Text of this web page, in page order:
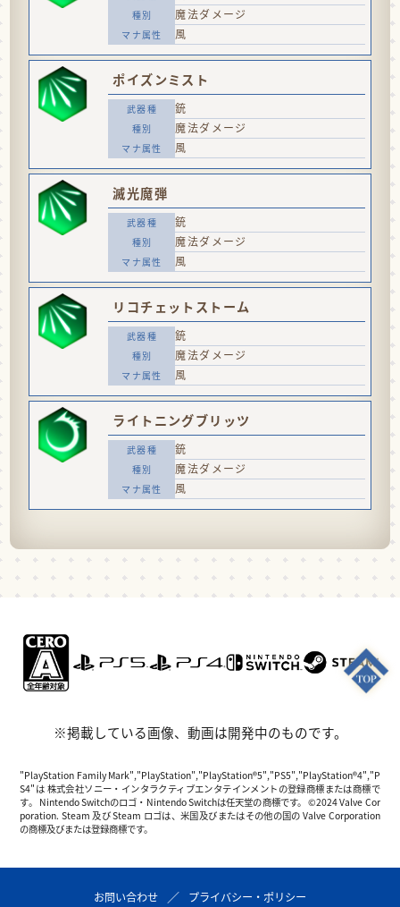
魔法ダメージ
風
ポイズンミスト
銃
魔法ダメージ
風
滅光魔弾
銃
魔法ダメージ
風
リコチェットストーム
銃
魔法ダメージ
風
ライトニングブリッツ
銃
魔法ダメージ
風
※掲載している画像、動画は開発中のものです。
"PlayStation Family Mark","PlayStation","PlayStation®5","PS5","PlayStation®4","P
S4"は 株式会社ソニー・インタラクティブエンタテインメントの登録商標または商標で
す。 Nintendo Switchのロゴ・Nintendo Switchは任天堂の商標です。 ©2024 Valve Cor
poration. Steam 及び Steam ロゴは、米国及びまたはその他の国の Valve Corporation
の商標及びまたは登録商標です。
お問い合わせ プライバシー・ポリシー